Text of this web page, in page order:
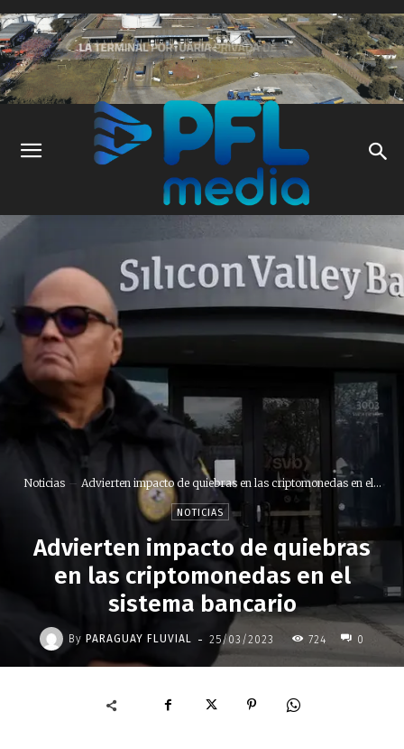
Noticias Advierten impacto de quiebras en las criptomonedas en el...
NOTICIAS
Advierten impacto de quiebras
en las criptomonedas en el
sistema bancario
By PARAGUAY FLUVIAL - 25/03/2023 724 0